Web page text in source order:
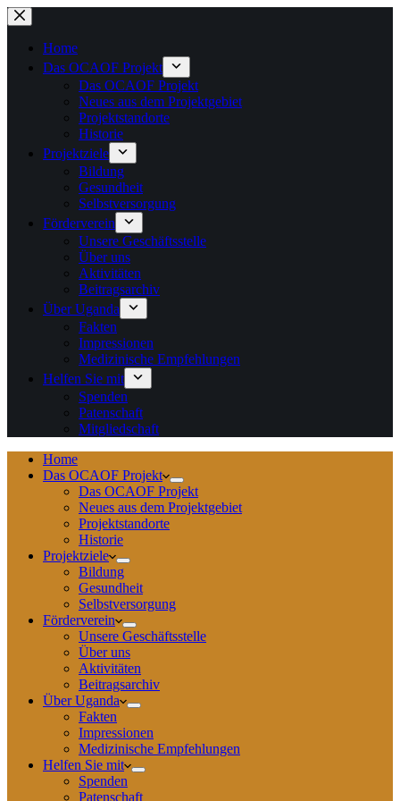
Zum
Inhalt
springenHome
Das OCAOF Projekt
Das OCAOF Projekt
Neues aus dem Projektgebiet
Projektstandorte
Historie
Projektziele
Bildung
Gesundheit
Selbstversorgung
Förderverein
Unsere Geschäftsstelle
Über uns
Aktivitäten
Beitragsarchiv
Über Uganda
Fakten
Impressionen
Medizinische Empfehlungen
Helfen Sie mit
Spenden
Patenschaft
Mitgliedschaft
Home
Das OCAOF Projekt
Das OCAOF Projekt
Neues aus dem Projektgebiet
Projektstandorte
Historie
Projektziele
Bildung
Gesundheit
Selbstversorgung
Förderverein
Unsere Geschäftsstelle
Über uns
Aktivitäten
Beitragsarchiv
Über Uganda
Fakten
Impressionen
Medizinische Empfehlungen
Helfen Sie mit
Spenden
Patenschaft